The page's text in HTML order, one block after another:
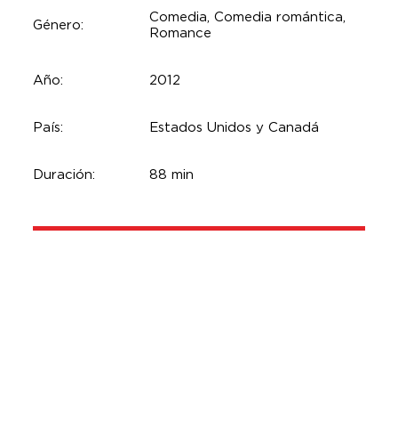
Género:
Comedia, Comedia romántica,
Romance
Año: 2012
País: Estados Unidos y Canadá
Duración: 88 min